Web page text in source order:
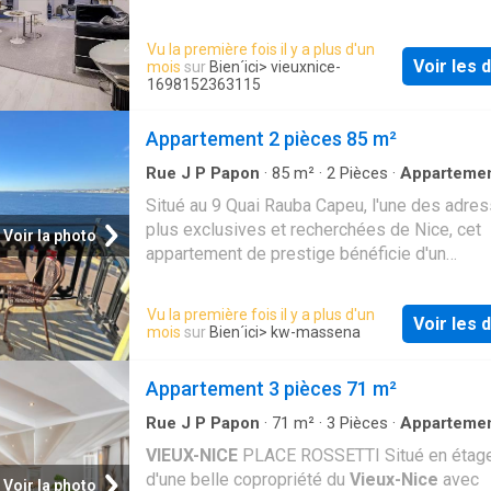
composé d'un hall d'entrée, séjour avec
plafond de 4m, cuisine équipée en alcôve,
dressing,une salle d'eau/WC invité, une
attenants. De nombreux placards et
autorisée
Vu la première fois il y a plus d'un
mois sur Bien´ici> vieuxnice-
1698152363115
Voir les
Voir la photo
Appartement 2 pièces 85 m²
Rue J P Papon · 85 m² · 2 Pièces ·
Situé au 9 Quai Rauba Capeu, l'une des
plus exclusives et recherchées de Nice, cet
appartement de prestige bénéficie d'un
Vieux-Nice,
Méditerranée. Au sein d'un immeuble de
ce bien développe 85,30 m² loi Carrez aux
réception de plus de 60 m² avec cuisine
baigné de lumière et offrant une vue mer
panoramique. Les larges ouvertures
tableau vivant: la Baie des Anges, le célèbre
Vu la première fois il y a plus d'un
mois sur Bien´ici> kw-massena Voir les
Voir la photo
Appartement 3 pièces 71 m²
Rue J P Papon · 71 m² · 3 Pièces ·
VIEUX-NICE PLACE ROSSETTI Situé en
d'une belle copropriété du Vieux-Nice avec